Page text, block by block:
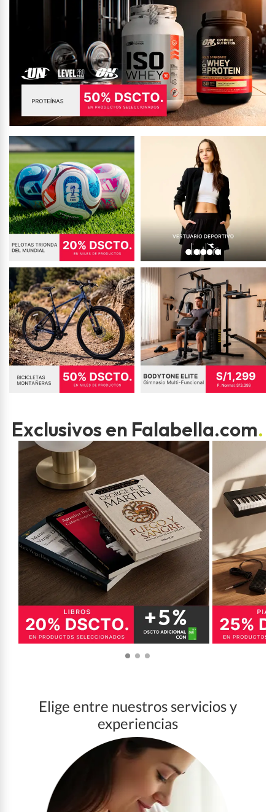
Exclusivos en Falabella.com.
Elige entre nuestros servicios y
experiencias